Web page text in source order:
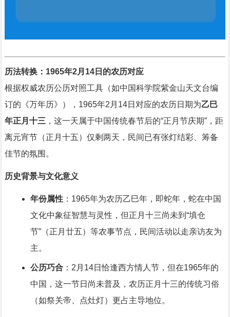
历法转换：1965年2月14日的农历对应
根据权威农历公历对照工具（如中国科学院紫金山天文台编
订的《万年历》），1965年2月14日对应的农历日期为乙巳
年正月十三，这一天属于中国传统春节后的“正月节庆期”，距
离元宵节（正月十五）仅剩两天，民间已有张灯结彩、筹备
佳节的氛围。
历史背景与文化意义
年份属性：1965年为农历乙巳年，即蛇年，蛇在中国
文化中象征智慧与灵性，但正月十三尚未到“填仓
节”（正月廿五）等农事节点，民间活动以走亲访友为
主。
公历巧合：2月14日恰逢西方情人节，但在1965年的
中国，这一节日尚未普及，农历正月十三的传统习俗
（如祭关帝、点灶灯）更占主导地位。